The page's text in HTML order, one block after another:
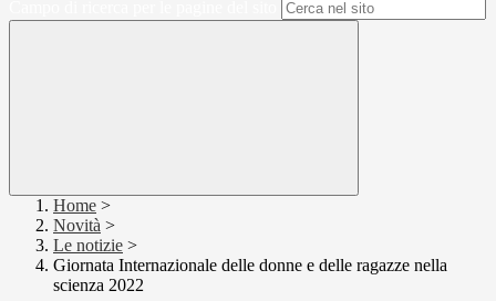
Home >
Novità >
Le notizie >
Giornata Internazionale delle donne e delle ragazze nella
scienza 2022